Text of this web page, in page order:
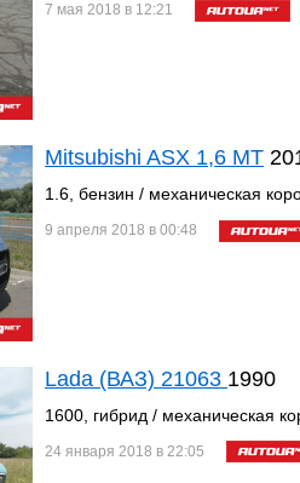
7 мая 2018 в 12:21
Mitsubishi ASX 1,6 МТ
1.6, бензин / механическая
9 апреля 2018 в 00:48
Lada (ВАЗ) 21063 1990
1600, гибрид / механическая
24 января 2018 в 22:05